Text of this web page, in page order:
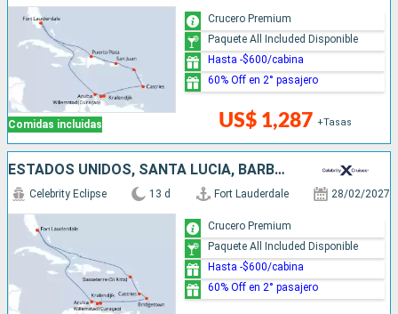
Comidas incluidas US$ 1,287 +Tasas
Crucero Premium
Paquete All Included Disponible
Hasta -$600/cabina
60% Off en 2° pasajero
ESTADOS UNIDOS, SANTA LUCIA, BARBADOS, ARUBA
Celebrity Eclipse 13 d Fort Lauderdale 28/02/2027
Crucero Premium
Paquete All Included Disponible
Hasta -$600/cabina
60% Off en 2° pasajero